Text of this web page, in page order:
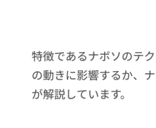
特徴であるナボソのテ
の動きに影響するか、
が解説しています。